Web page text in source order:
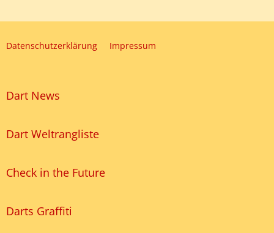
Datenschutzerklärung Impressum
Dart News
Dart Weltrangliste
Check in the Future
Darts Graffiti